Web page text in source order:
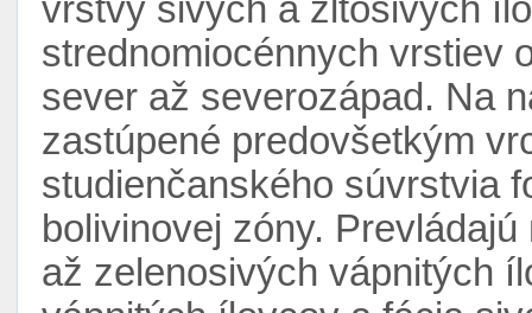
vrstvy sivých a žltosivých
strednomiocénnych vrstiev
sever až severozápad. Na
zastúpené predovšetkým
studienčanského súvrstvia
bolivinovej zóny.
až zelenosivých vápnitých